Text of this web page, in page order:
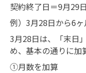
契約終了日＝9月29
例）3月28日から6
3月28日は、「末日
め、基本の通りに加
①月数を加算